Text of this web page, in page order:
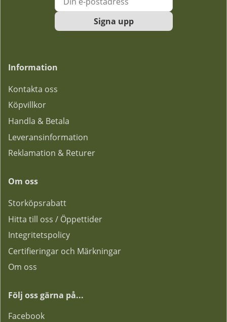
Signa upp
Information
Kontakta oss
Köpvillkor
Handla & Betala
Leveransinformation
Reklamation & Returer
Om oss
Storköpsrabatt
Hitta till oss / Öppettider
Integritetspolicy
Certifieringar och Märkningar
Om oss
Följ oss gärna på...
Facebook